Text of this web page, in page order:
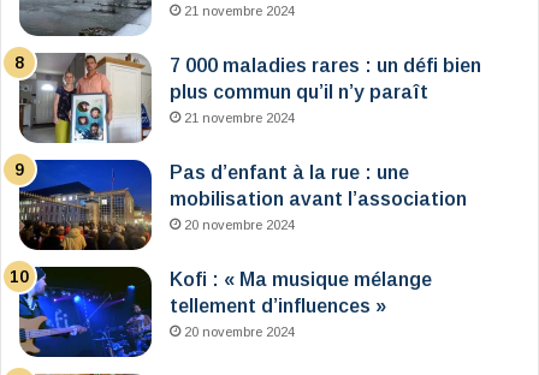
21 novembre 2024
7 000 maladies rares : un défi bien
plus commun qu’il n’y paraît
21 novembre 2024
Pas d’enfant à la rue : une
mobilisation avant l’association
20 novembre 2024
Kofi : « Ma musique mélange
tellement d’influences »
20 novembre 2024